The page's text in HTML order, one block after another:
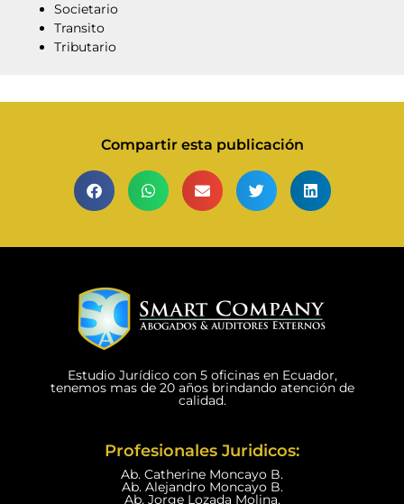
Societario
Transito
Tributario
Compartir esta publicación
Estudio Jurídico con 5 oficinas en Ecuador,
tenemos mas de 20 años brindando atención de
calidad.
Profesionales Juridicos:
Ab. Catherine Moncayo B.
Ab. Alejandro Moncayo B.
Ab. Jorge Lozada Molina.